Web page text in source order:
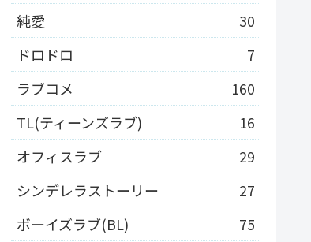
純愛
30
ドロドロ
7
ラブコメ
160
TL(ティーンズラブ)
16
オフィスラブ
29
シンデレラストーリー
27
ボーイズラブ(BL)
75